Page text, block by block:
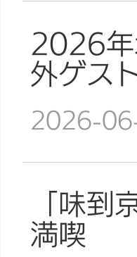
2026年
外ゲス
2026-
「味
満喫